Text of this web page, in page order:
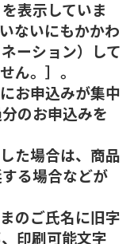
表示していま
ないにもかかわ
ーション）して
ん。］。
お申込みが集中
のお申込みを
た場合は、商品
る場合などが
のご氏名に旧字
印刷可能文字